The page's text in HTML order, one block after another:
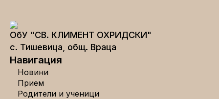
ОбУ "СВ. КЛИМЕНТ ОХРИДСКИ"
с. Тишевица, общ. Враца
Навигация
Новини
Прием
Родители и ученици